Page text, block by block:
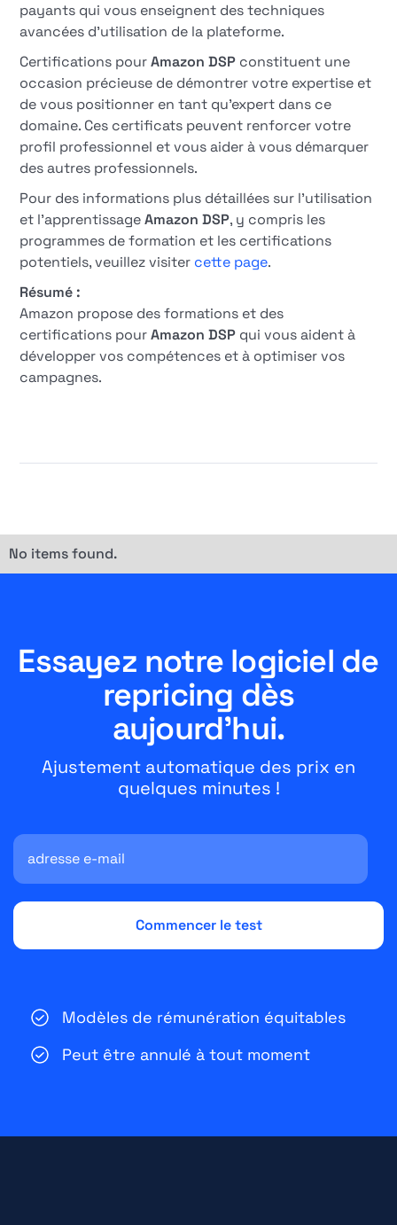
payants qui vous enseignent des techniques
avancées d'utilisation de la plateforme.
Certifications pourAmazon DSP constituent une
occasion précieuse de démontrer votre expertise et
de vous positionner en tant qu'expert dans ce
domaine. Ces certificats peuvent renforcer votre
profil professionnel et vous aider à vous démarquer
des autres professionnels.
Pour des informations plus détaillées sur l'utilisation
et l'apprentissageAmazon DSP, y compris les
programmes de formation et les certifications
potentiels, veuillez visiter cette page.
Résumé :
Amazon propose des formations et des
certifications pourAmazon DSP qui vous aident à
développer vos compétences et à optimiser vos
campagnes.
No items found.
Essayez notre logiciel de
repricing dès
aujourd'hui.
Ajustement automatique des prix en
quelques minutes !
Modèles de rémunération équitables
Peut être annulé à tout moment